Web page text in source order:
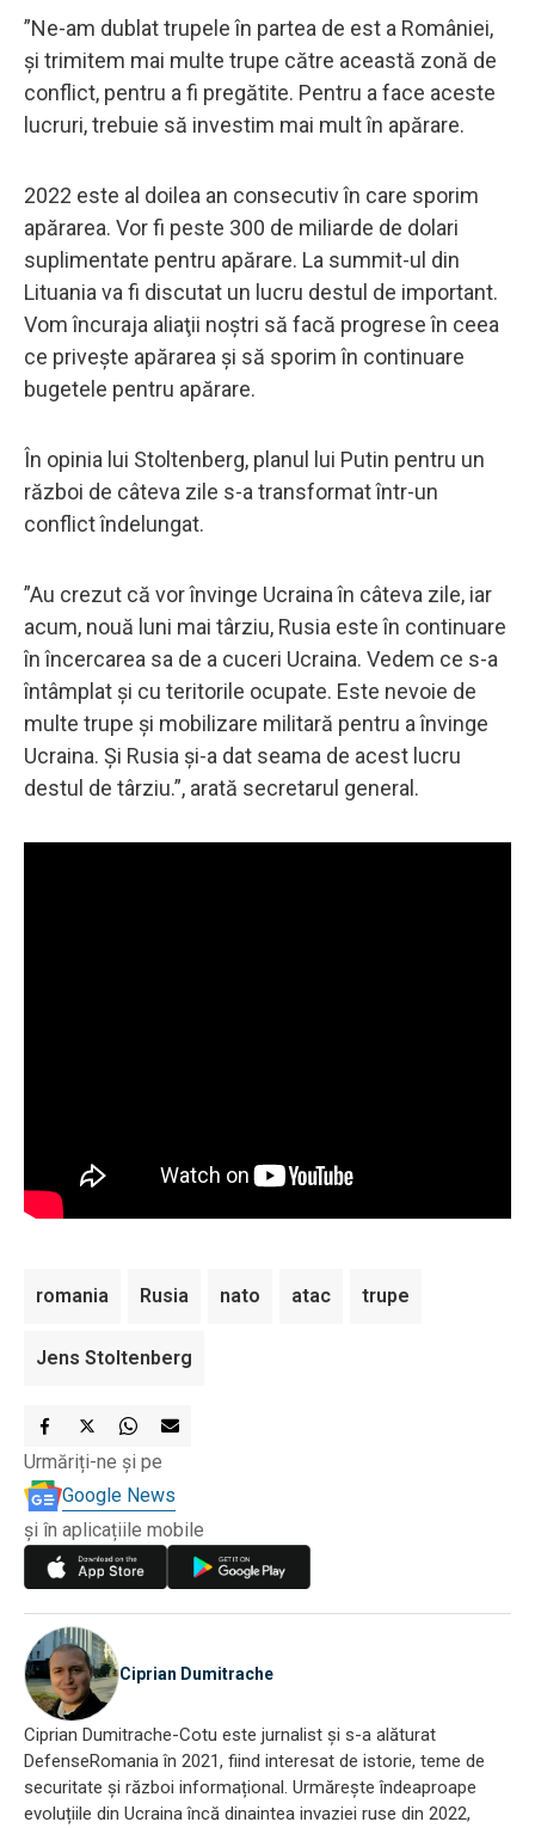
”Ne-am dublat trupele în partea de est a României,
şi trimitem mai multe trupe către această zonă de
conflict, pentru a fi pregătite. Pentru a face aceste
lucruri, trebuie să investim mai mult în apărare.
2022 este al doilea an consecutiv în care sporim
apărarea. Vor fi peste 300 de miliarde de dolari
suplimentate pentru apărare. La summit-ul din
Lituania va fi discutat un lucru destul de important.
Vom încuraja aliaţii noştri să facă progrese în ceea
ce priveşte apărarea şi să sporim în continuare
bugetele pentru apărare.
În opinia lui Stoltenberg, planul lui Putin pentru un
război de câteva zile s-a transformat într-un
conflict îndelungat.
”Au crezut că vor învinge Ucraina în câteva zile, iar
acum, nouă luni mai târziu, Rusia este în continuare
în încercarea sa de a cuceri Ucraina. Vedem ce s-a
întâmplat şi cu teritorile ocupate. Este nevoie de
multe trupe şi mobilizare militară pentru a învinge
Ucraina. Şi Rusia şi-a dat seama de acest lucru
destul de târziu.”, arată secretarul general.
romania Rusia nato atac trupe
Jens Stoltenberg
Urmăriți-ne și pe
Google News
și în aplicațiile mobile
Ciprian Dumitrache
Ciprian Dumitrache-Cotu este jurnalist și s-a alăturat
DefenseRomania în 2021, fiind interesat de istorie, teme de
securitate și război informațional. Urmărește îndeaproape
evoluțiile din Ucraina încă dinaintea invaziei ruse din 2022,